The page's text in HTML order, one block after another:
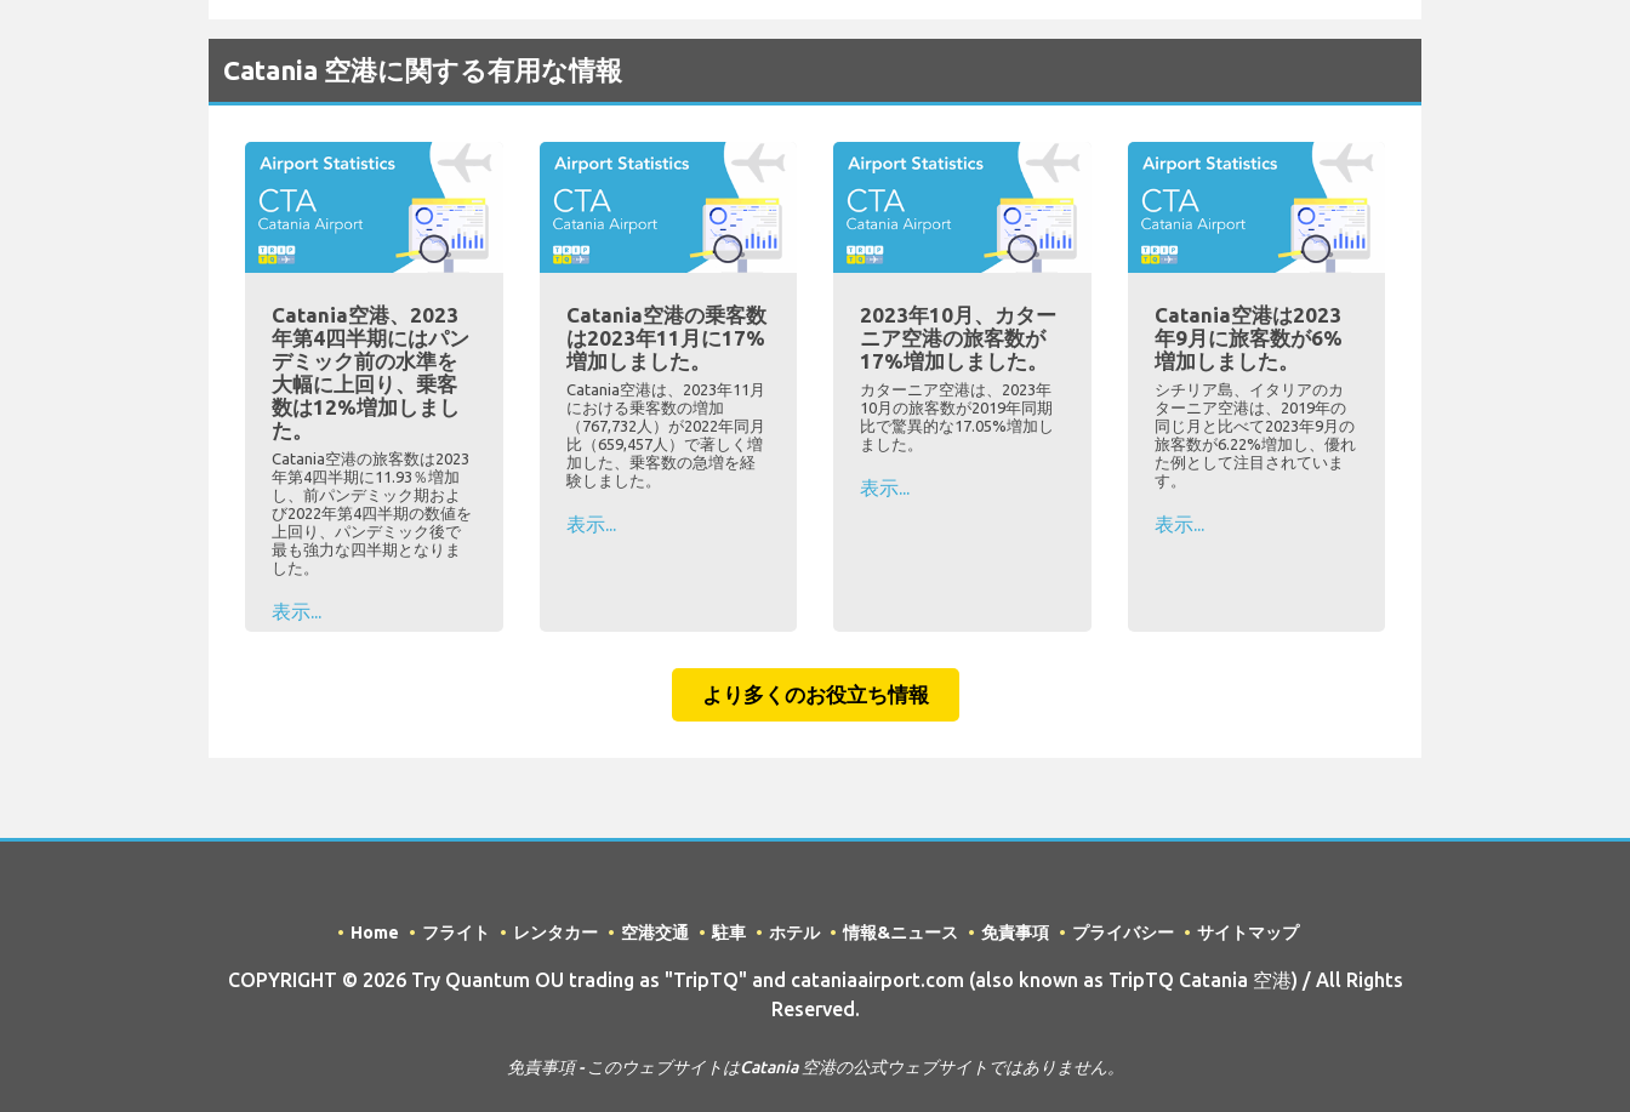
Catania 空港に関する有用な情報
Catania空港、2023
年第4四半期にはパン
デミック前の水準を
大幅に上回り、乗客
数は12%増加しまし
た。
Catania空港の旅客数は2023
年第4四半期に11.93％増加
し、前パンデミック期およ
び2022年第4四半期の数値を
上回り、パンデミック後で
最も強力な四半期となりま
した。
表示...
Catania空港の乗客数
は2023年11月に17%
増加しました。
Catania空港は、2023年11月
における乗客数の増加
（767,732人）が2022年同月
比（659,457人）で著しく増
加した、乗客数の急増を経
験しました。
表示...
2023年10月、カター
ニア空港の旅客数が
17%増加しました。
カターニア空港は、2023年
10月の旅客数が2019年同期
比で驚異的な17.05%増加し
ました。
表示...
Catania空港は2023
年9月に旅客数が6%
増加しました。
シチリア島、イタリアのカ
ターニア空港は、2019年の
同じ月と比べて2023年9月の
旅客数が6.22%増加し、優れ
た例として注目されていま
す。
表示...
より多くのお役立ち情報
Home フライト レンタカー 空港交通 駐車 ホテル 情報&ニュース 免責事項 プライバシー サイトマップ
COPYRIGHT © 2026 Try Quantum OU trading as "TripTQ" and cataniaairport.com (also known as TripTQ Catania 空港) / All Rights
Reserved.
免責事項 - このウェブサイトはCatania 空港の公式ウェブサイトではありません。